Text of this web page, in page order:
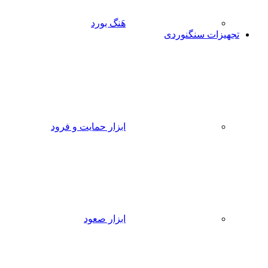
هَنگ بورد
تجهیزات سنگنوردی
ابزار حمایت و فرود
ابزار صعود